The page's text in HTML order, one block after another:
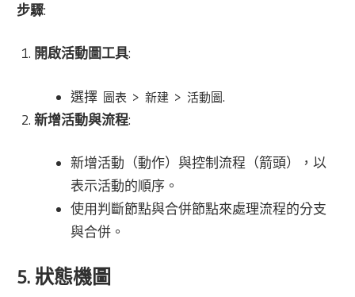
步驟:
開啟活動圖工具:
選擇 圖表 >新建 >活動圖.
新增活動與流程:
新增活動（動作）與控制流程（箭頭），以
表示活動的順序。
使用判斷節點與合併節點來處理流程的分支
與合併。
5. 狀態機圖